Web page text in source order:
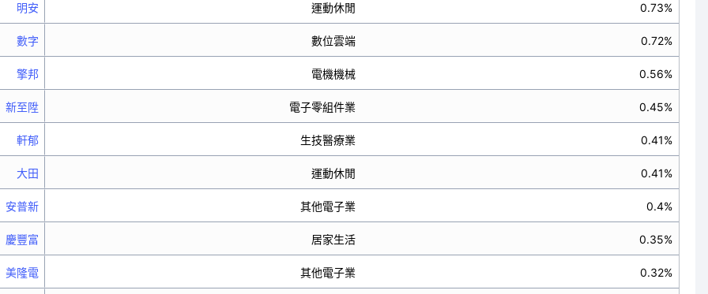
明安
數字
擎邦
新至陞
軒郁
大田
安普新
慶豐富
美隆電
運動休閒 0.73%
數位雲端 0.72%
電機機械 0.56%
電子零組件業 0.45%
生技醫療業 0.41%
運動休閒 0.41%
其他電子業 0.4%
居家生活 0.35%
其他電子業 0.32%